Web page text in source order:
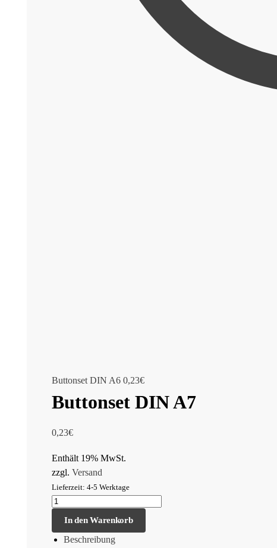
Buttonset DIN A6 0,23€
Buttonset DIN A7
0,23€
Enthält 19% MwSt.
zzgl. Versand
Lieferzeit: 4-5 Werktage
In den Warenkorb
Beschreibung